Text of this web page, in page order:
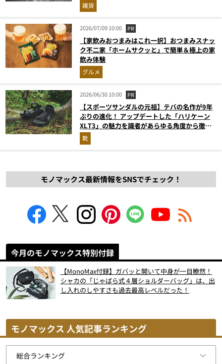
雑貨
2026/07/09 10:00 PR
【家飲みおつまみはこれ一択】おつまみスナッ
ク不二家「ホームサクッと」で簡単＆極上の家
飲み体験
グルメ
2026/06/30 10:00 PR
【スポーツサンダルの元祖】テバの名作が9年
ぶりの進化！ アップデートした「ハリケーン
XLT3」の魅力を識者があらゆる角度から徹底
解説！
靴
モノマックス最新情報をSNSでチェック！
今月のモノマックス特別付録
【MonoMax付録】ガバッと開いて中身が一目瞭然！
シャカの「じゃばら式４層ショルダーバッグ」は、出
し入れのしやすさも過去最高レベルだった！
モノマックス 人気記事ランキング